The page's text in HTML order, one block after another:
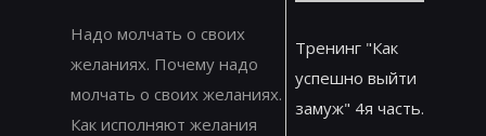
Надо молчать о своих
желаниях. Почему надо
молчать о своих желаниях.
Как исполняют желания
Тренинг "Как
успешно выйти
замуж" 4я часть.